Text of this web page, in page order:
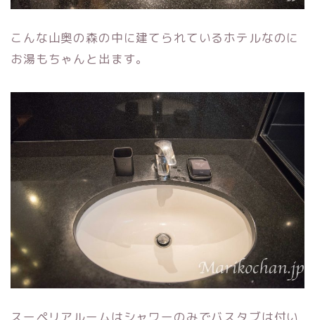
こんな山奥の森の中に建てられているホテルなのに
お湯もちゃんと出ます。
スーペリアルームはシャワーのみでバスタブは付い